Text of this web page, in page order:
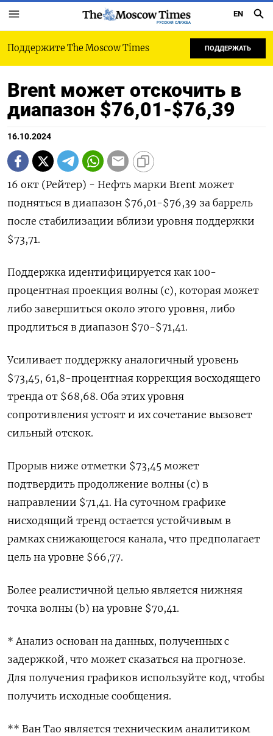
РУССКАЯ СЛУЖБА
EN
Поддержите The Moscow Times ПОДДЕРЖАТЬ
Brent может отскочить в
диапазон $76,01-$76,39
16.10.2024
16 окт (Рейтер) - Нефть марки Brent может
подняться в диапазон $76,01-$76,39 за баррель
после стабилизации вблизи уровня поддержки
$73,71.
Поддержка идентифицируется как 100-
процентная проекция волны (c), которая может
либо завершиться около этого уровня, либо
продлиться в диапазон $70-$71,41.
Усиливает поддержку аналогичный уровень
$73,45, 61,8-процентная коррекция восходящего
тренда от $68,68. Оба этих уровня
сопротивления устоят и их сочетание вызовет
сильный отскок.
Прорыв ниже отметки $73,45 может
подтвердить продолжение волны (c) в
направлении $71,41. На суточном графике
нисходящий тренд остается устойчивым в
рамках снижающегося канала, что предполагает
цель на уровне $66,77.
Более реалистичной целью является нижняя
точка волны (b) на уровне $70,41.
* Анализ основан на данных, полученных с
задержкой, что может сказаться на прогнозе.
Для получения графиков используйте код, чтобы
получить исходные сообщения.
** Ван Тао является техническим аналитиком